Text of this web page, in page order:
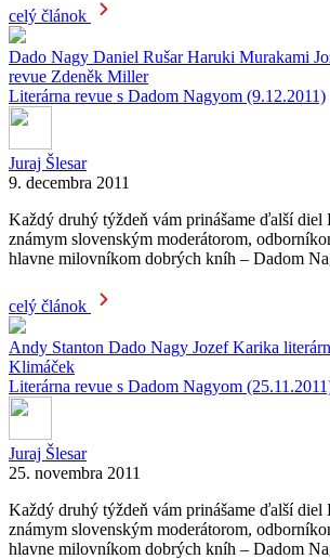
celý článok
Dado Nagy Daniel RušarHaruki Murakami
revue Zdeněk Miller
Literárna revue s Dadom Nagyom (9.12.2011)
Juraj Šlesar
9. decembra 2011
Každý druhý týždeň vám prinášame ďalší diel
známym slovenským moderátorom,
hlavne milovníkom dobrých kníh – Dadom
celý článok
Andy Stanton Dado Nagy Jozef Karika
Klimáček
Literárna revue s Dadom Nagyom
Juraj Šlesar
25. novembra 2011
Každý druhý týždeň vám prinášame ďalší diel
známym slovenským moderátorom,
hlavne milovníkom dobrých kníh – Dadom